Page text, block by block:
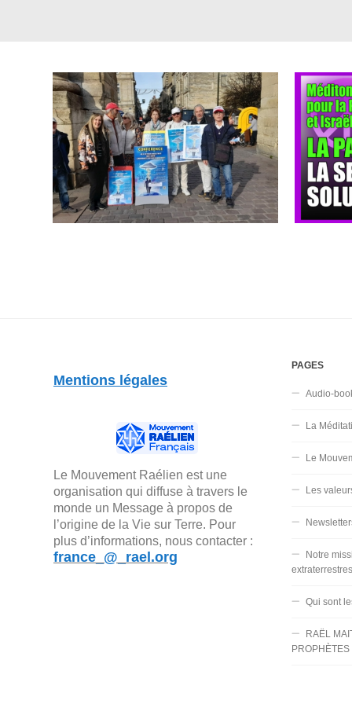
Mentions légales
Le Mouvement Raélien est une
organisation qui diffuse à travers le
monde un Message à propos de
l’origine de la Vie sur Terre. Pour
plus d’informations, nous contacter :
france_@_rael.org
PAGES
Audio-
La
Le
Les
Notre
extraterrestres
Qui sont
RAËL